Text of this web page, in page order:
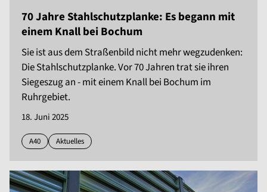
70 Jahre Stahlschutzplanke: Es begann mit
einem Knall bei Bochum
Sie ist aus dem Straßenbild nicht mehr wegzudenken:
Die Stahlschutzplanke. Vor 70 Jahren trat sie ihren
Siegeszug an - mit einem Knall bei Bochum im
Ruhrgebiet.
18. Juni 2025
A40 Aktuelles